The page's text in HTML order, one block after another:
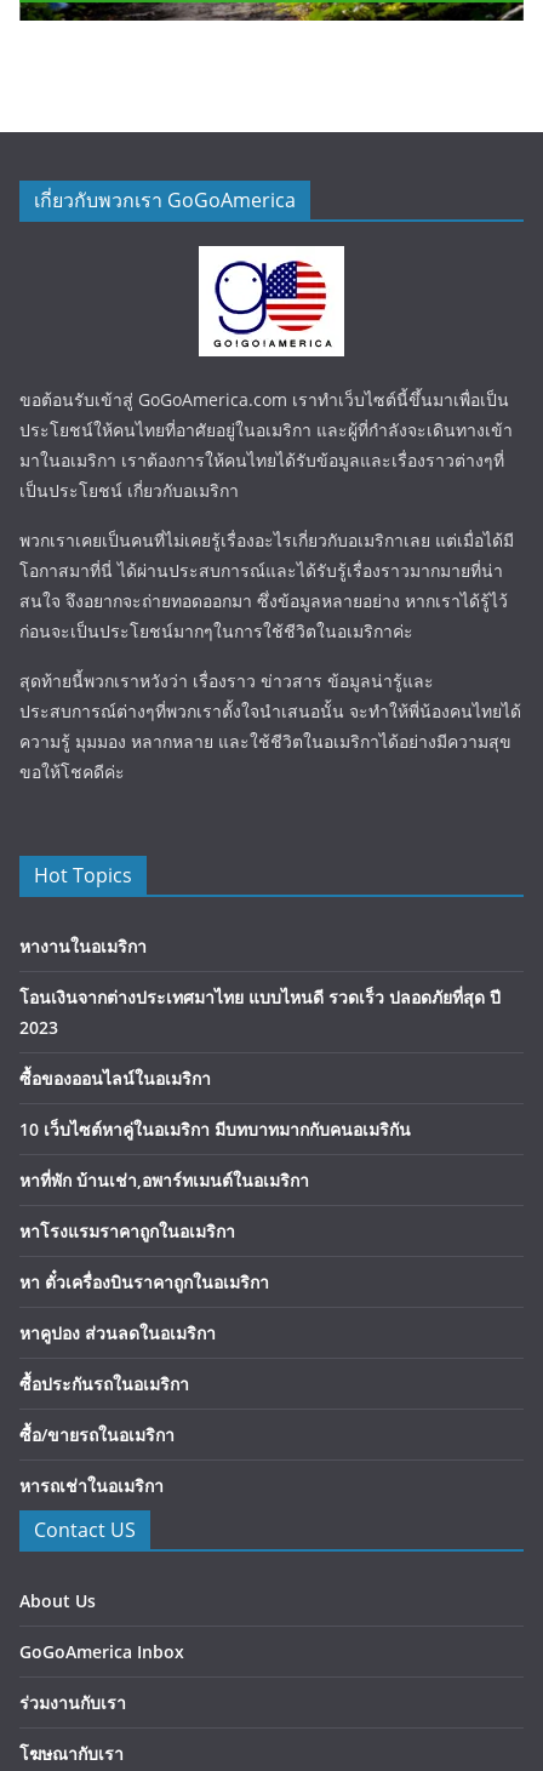
เกี่ยวกับพวกเรา GoGoAmerica
ขอต้อนรับเข้าสู่ GoGoAmerica.com เราทำเว็บไซต์นี้ขึ้นมาเพื่อเป็น
ประโยชน์ให้คนไทยที่อาศัยอยู่ในอเมริกา และผู้ที่กำลังจะเดินทางเข้า
มาในอเมริกา เราต้องการให้คนไทยได้รับข้อมูลและเรื่องราวต่างๆที่
เป็นประโยชน์ เกี่ยวกับอเมริกา
พวกเราเคยเป็นคนที่ไม่เคยรู้เรื่องอะไรเกี่ยวกับอเมริกาเลย แต่เมื่อได้มี
โอกาสมาที่นี่ ได้ผ่านประสบการณ์และได้รับรู้เรื่องราวมากมายที่น่า
สนใจ จึงอยากจะถ่ายทอดออกมา ซึ่งข้อมูลหลายอย่าง หากเราได้รู้ไว้
ก่อนจะเป็นประโยชน์มากๆในการใช้ชีวิตในอเมริกาค่ะ
สุดท้ายนี้พวกเราหวังว่า เรื่องราว ข่าวสาร ข้อมูลน่ารู้และ
ประสบการณ์ต่างๆที่พวกเราตั้งใจนำเสนอนั้น จะทำให้พี่น้องคนไทยได้
ความรู้ มุมมอง หลากหลาย และใช้ชีวิตในอเมริกาได้อย่างมีความสุข
ขอให้โชคดีค่ะ
Hot Topics
หางานในอเมริกา
โอนเงินจากต่างประเทศมาไทย แบบไหนดี รวดเร็ว ปลอดภัยที่สุด ปี
2023
ซื้อของออนไลน์ในอเมริกา
10 เว็บไซต์หาคู่ในอเมริกา มีบทบาทมากกับคนอเมริกัน
หาที่พัก บ้านเช่า,อพาร์ทเมนต์ในอเมริกา
หาโรงแรมราคาถูกในอเมริกา
หา ตั๋วเครื่องบินราคาถูกในอเมริกา
หาคูปอง ส่วนลดในอเมริกา
ซื้อประกันรถในอเมริกา
ซื้อ/ขายรถในอเมริกา
หารถเช่าในอเมริกา
Contact US
About Us
GoGoAmerica Inbox
ร่วมงานกับเรา
โฆษณากับเรา